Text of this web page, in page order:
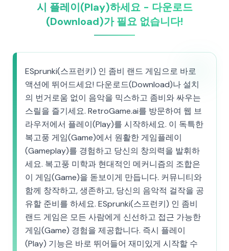
시 플레이(Play)하세요 - 다운로드
(Download)가 필요 없습니다!
ESprunki(스프런키) 인 좀비 랜드 게임으로 바로
액션에 뛰어드세요! 다운로드(Download)나 설치
의 번거로움 없이 음악을 믹스하고 좀비와 싸우는
스릴을 즐기세요. RetroGame.ai를 방문하여 웹 브
라우저에서 플레이(Play)를 시작하세요. 이 독특한
복고풍 게임(Game)에서 원활한 게임플레이
(Gameplay)를 경험하고 당신의 창의력을 발휘하
세요. 복고풍 미학과 현대적인 메커니즘의 조합은
이 게임(Game)을 돋보이게 만듭니다. 커뮤니티와
함께 창작하고, 생존하고, 당신의 음악적 걸작을 공
유할 준비를 하세요. ESprunki(스프런키) 인 좀비
랜드 게임은 모든 사람에게 신선하고 접근 가능한
게임(Game) 경험을 제공합니다. 즉시 플레이
(Play) 기능은 바로 뛰어들어 재미있게 시작할 수